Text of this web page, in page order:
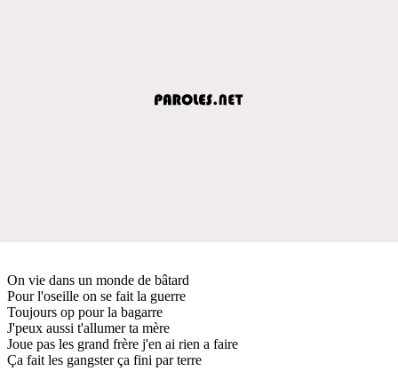
On vie dans un monde de bâtard
Pour l'oseille on se fait la guerre
Toujours op pour la bagarre
J'peux aussi t'allumer ta mère
Joue pas les grand frère j'en ai rien a faire
Ça fait les gangster ça fini par terre